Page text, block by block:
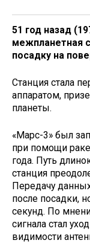
51 год назад
межпланетная
посадку на
Станция стала
аппаратом,
планеты.
«Марс-3» был
при помощи
года. Путь
станция
Передачу
после посадки,
секунд. По
сигнала стал
видимости